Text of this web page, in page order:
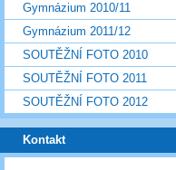
Gymnázium 2010/11
Gymnázium 2011/12
SOUTĚŽNÍ FOTO 2010
SOUTĚŽNÍ FOTO 2011
SOUTĚŽNÍ FOTO 2012
Kontakt